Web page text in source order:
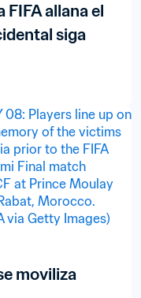
FIFA allana el
siga
moviliza